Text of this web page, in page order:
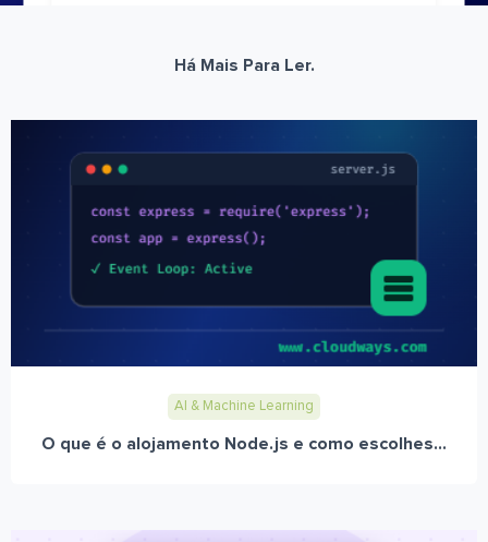
Há Mais Para Ler.
AI & Machine Learning
O que é o alojamento Node.js e como escolhes...